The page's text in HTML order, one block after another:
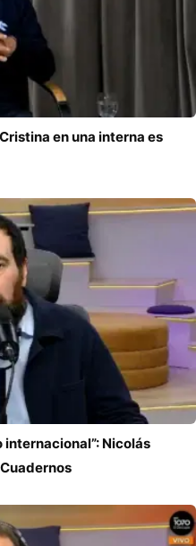
en una interna es
internacional”: Nicolás